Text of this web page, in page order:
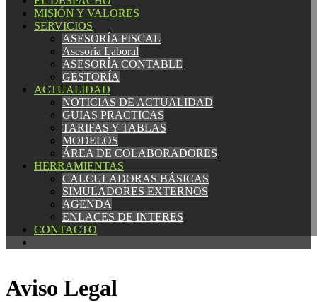
MISIÓN Y VALORES
SERVICIOS
ASESORÍA FISCAL
Asesoría Laboral
ASESORÍA CONTABLE
GESTORÍA
ACTUALIDAD
NOTICIAS DE ACTUALIDAD
GUIAS PRACTICAS
TARIFAS Y TABLAS
MODELOS
ÁREA DE COLABORADORES
HERRAMIENTAS
CALCULADORAS BÁSICAS
SIMULADORES EXTERNOS
AGENDA
ENLACES DE INTERES
CONTACTO
MISIÓN Y VALORES
SERVICIOS
ASESORÍA FISCAL
Asesoría Laboral
ASESORÍA CONTABLE
GESTORÍA
ACTUALIDAD
NOTICIAS DE ACTUALIDAD
GUIAS PRACTICAS
TARIFAS Y TABLAS
MODELOS
ÁREA DE COLABORADORES
HERRAMIENTAS
CALCULADORAS BÁSICAS
SIMULADORES EXTERNOS
AGENDA
ENLACES DE INTERES
CONTACTO
Aviso Legal